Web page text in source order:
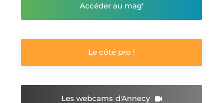
Accéder au mag'
Le côté pro !
Les webcams d'Annecy